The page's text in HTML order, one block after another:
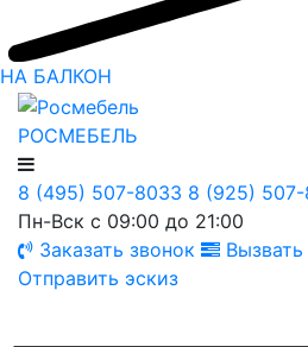
НА БАЛКОН
РОСМЕБЕЛЬ
8 (495) 507-8033 8 (925)
Пн-Вск с 09:00 до 21:00
Заказать звонок
Отправить эскиз